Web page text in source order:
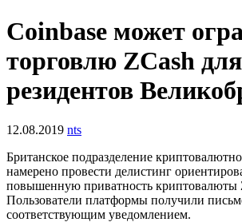
Coinbase может
торговлю ZCash для
резидентов
12.08.2019 nts
Британское подразделение
намерено провести делистинг
повышенную приватность криптовалюты
Пользователи платформы получили
соответствующим уведомлением.